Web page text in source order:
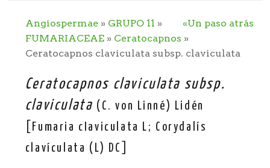
«Un paso atrás
Angiospermae» GRUPO 11 »
FUMARIACEAE» Ceratocapnos »
Ceratocapnos claviculata subsp. claviculata
Ceratocapnos claviculata subsp.
claviculata (C. von Linné) Lidén
[Fumaria cIaviculata L; Corydalís
clavículata (L) DC]